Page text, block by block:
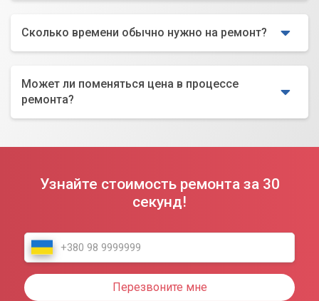
Сколько времени обычно нужно на ремонт?
Может ли поменяться цена в процессе
ремонта?
Узнайте стоимость ремонта за 30
секунд!
Перезвоните мне